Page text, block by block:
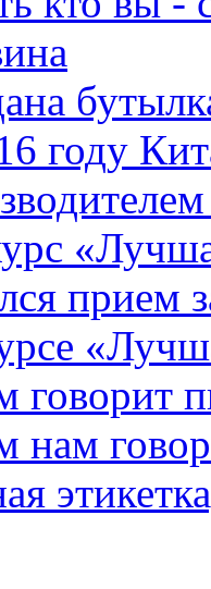
году
прием
говорит
нам